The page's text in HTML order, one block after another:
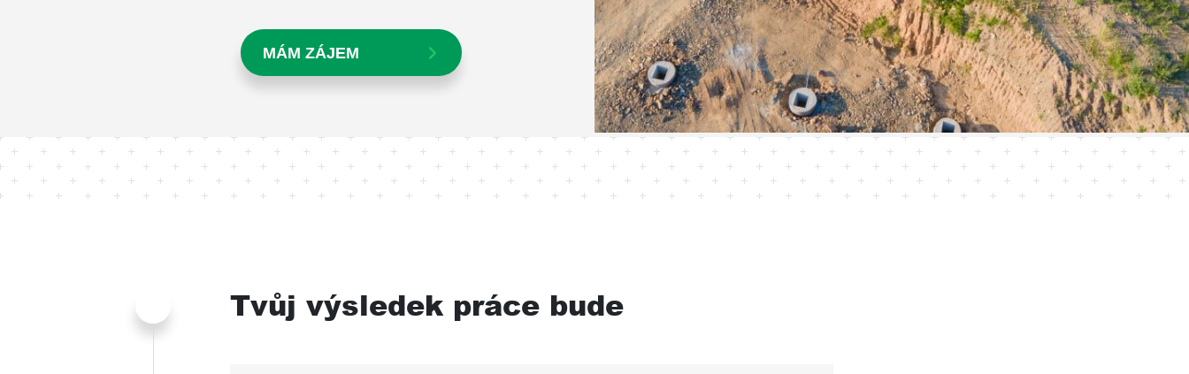
MÁM ZÁJEM
Tvůj výsledek práce bude